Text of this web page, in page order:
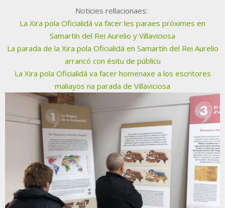
Noticies rellacionaes:
La Xira pola Oficialidá va facer les paraes próximes en
Samartín del Rei Aurelio y Villaviciosa
La parada de la Xira pola Oficialidá en Samartín del Rei Aurelio
arrancó con ésitu de públicu
La Xira pola Oficialidá va facer homenaxe a los escritores
maliayos na parada de Villaviciosa